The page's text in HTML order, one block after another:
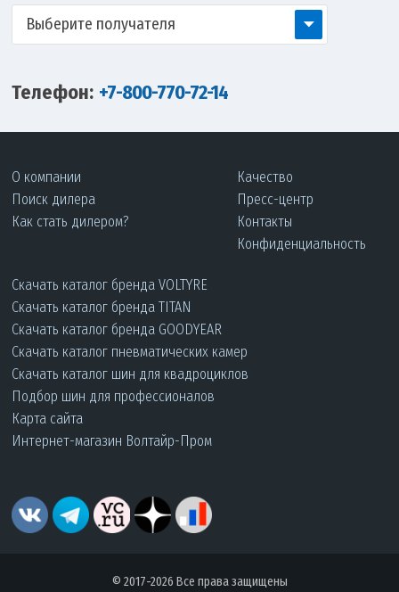
Выберите получателя
Телефон: +7-800-770-72-14
О компании
Поиск дилера
Как стать дилером?
Качество
Пресс-центр
Контакты
Конфиденциальность
Скачать каталог бренда VOLTYRE
Скачать каталог бренда TITAN
Скачать каталог бренда GOODYEAR
Скачать каталог пневматических камер
Скачать каталог шин для квадроциклов
Подбор шин для профессионалов
Карта сайта
Интернет-магазин Волтайр-Пром
© 2017-2026 Все права защищены